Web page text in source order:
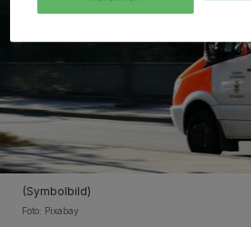
(Symbolbild)
Foto: Pixabay